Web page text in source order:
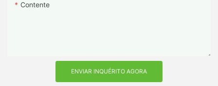
Contente
ENVIAR INQUÉRITO AGORA